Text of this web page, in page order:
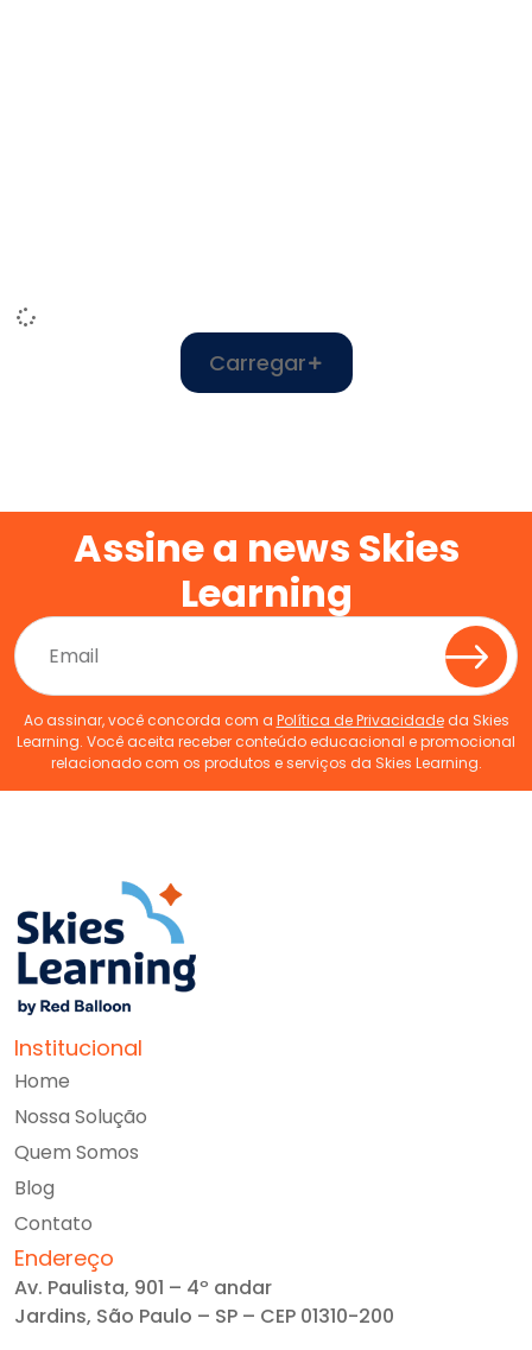
Carregar
Assine a news Skies
Learning
Ao assinar, você concorda com a Política de Privacidadeda Skies
Learning. Você aceita receber conteúdo educacional e promocional
relacionado com os produtos e serviços da Skies Learning.
Institucional
Home
Nossa Solução
Quem Somos
Blog
Contato
Endereço
Av. Paulista, 901 – 4º andar
Jardins, São Paulo – SP – CEP 01310-200